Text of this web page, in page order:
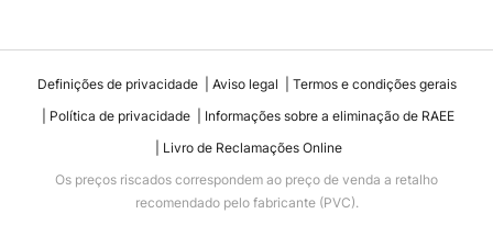
Definições de privacidade Aviso legal
Termos e condições gerais
Política de privacidade
Informações sobre a eliminação de RAEE
Livro de Reclamações Online
Os preços riscados correspondem ao preço de venda a retalho
recomendado pelo fabricante (PVC).